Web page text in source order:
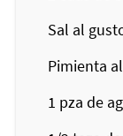
Sal al
Pimienta
1 pza de